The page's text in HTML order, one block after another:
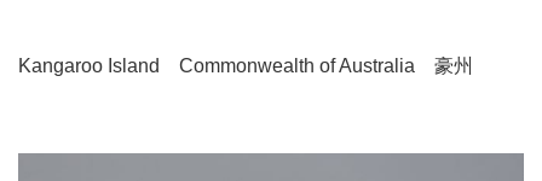
Kangaroo Island Commonwealth of Australia 豪州